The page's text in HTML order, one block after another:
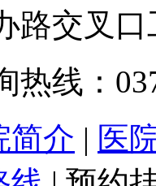
路交叉
热线：
简介 | 医